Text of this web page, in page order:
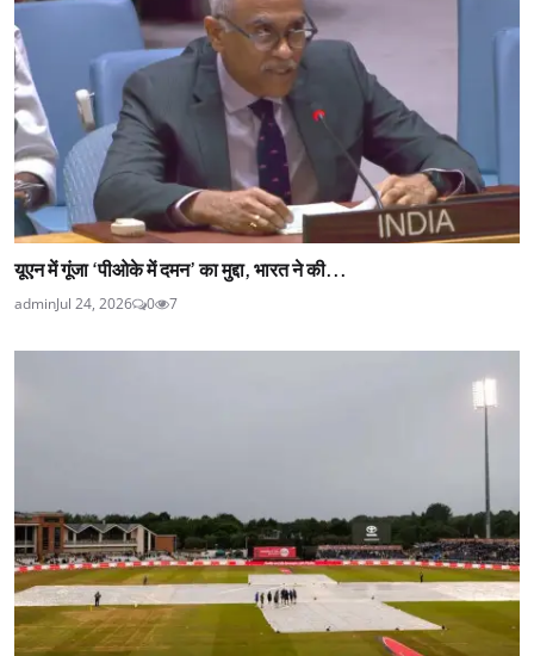
यूएन में गूंजा ‘पीओके में दमन’ का मुद्दा, भारत ने की...
adminJul 24, 2026 0 7